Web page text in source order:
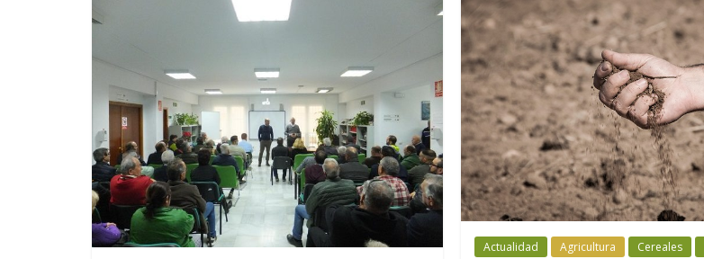
Actualidad Agricultura Cereales